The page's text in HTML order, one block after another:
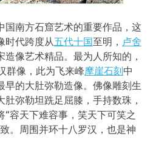
国南方石窟艺术的重要作品，这
时代跨度从 五代十国至明，
卢舍
像艺术精品。最为人所知的，
群像，此为飞来峰摩崖石刻中
早的大肚弥勒造像。佛像雕刻生
弥勒坦跣足屈膝，手持数珠，
容天下难容事，笑天下可笑之
。周围并环十八罗汉，也是神